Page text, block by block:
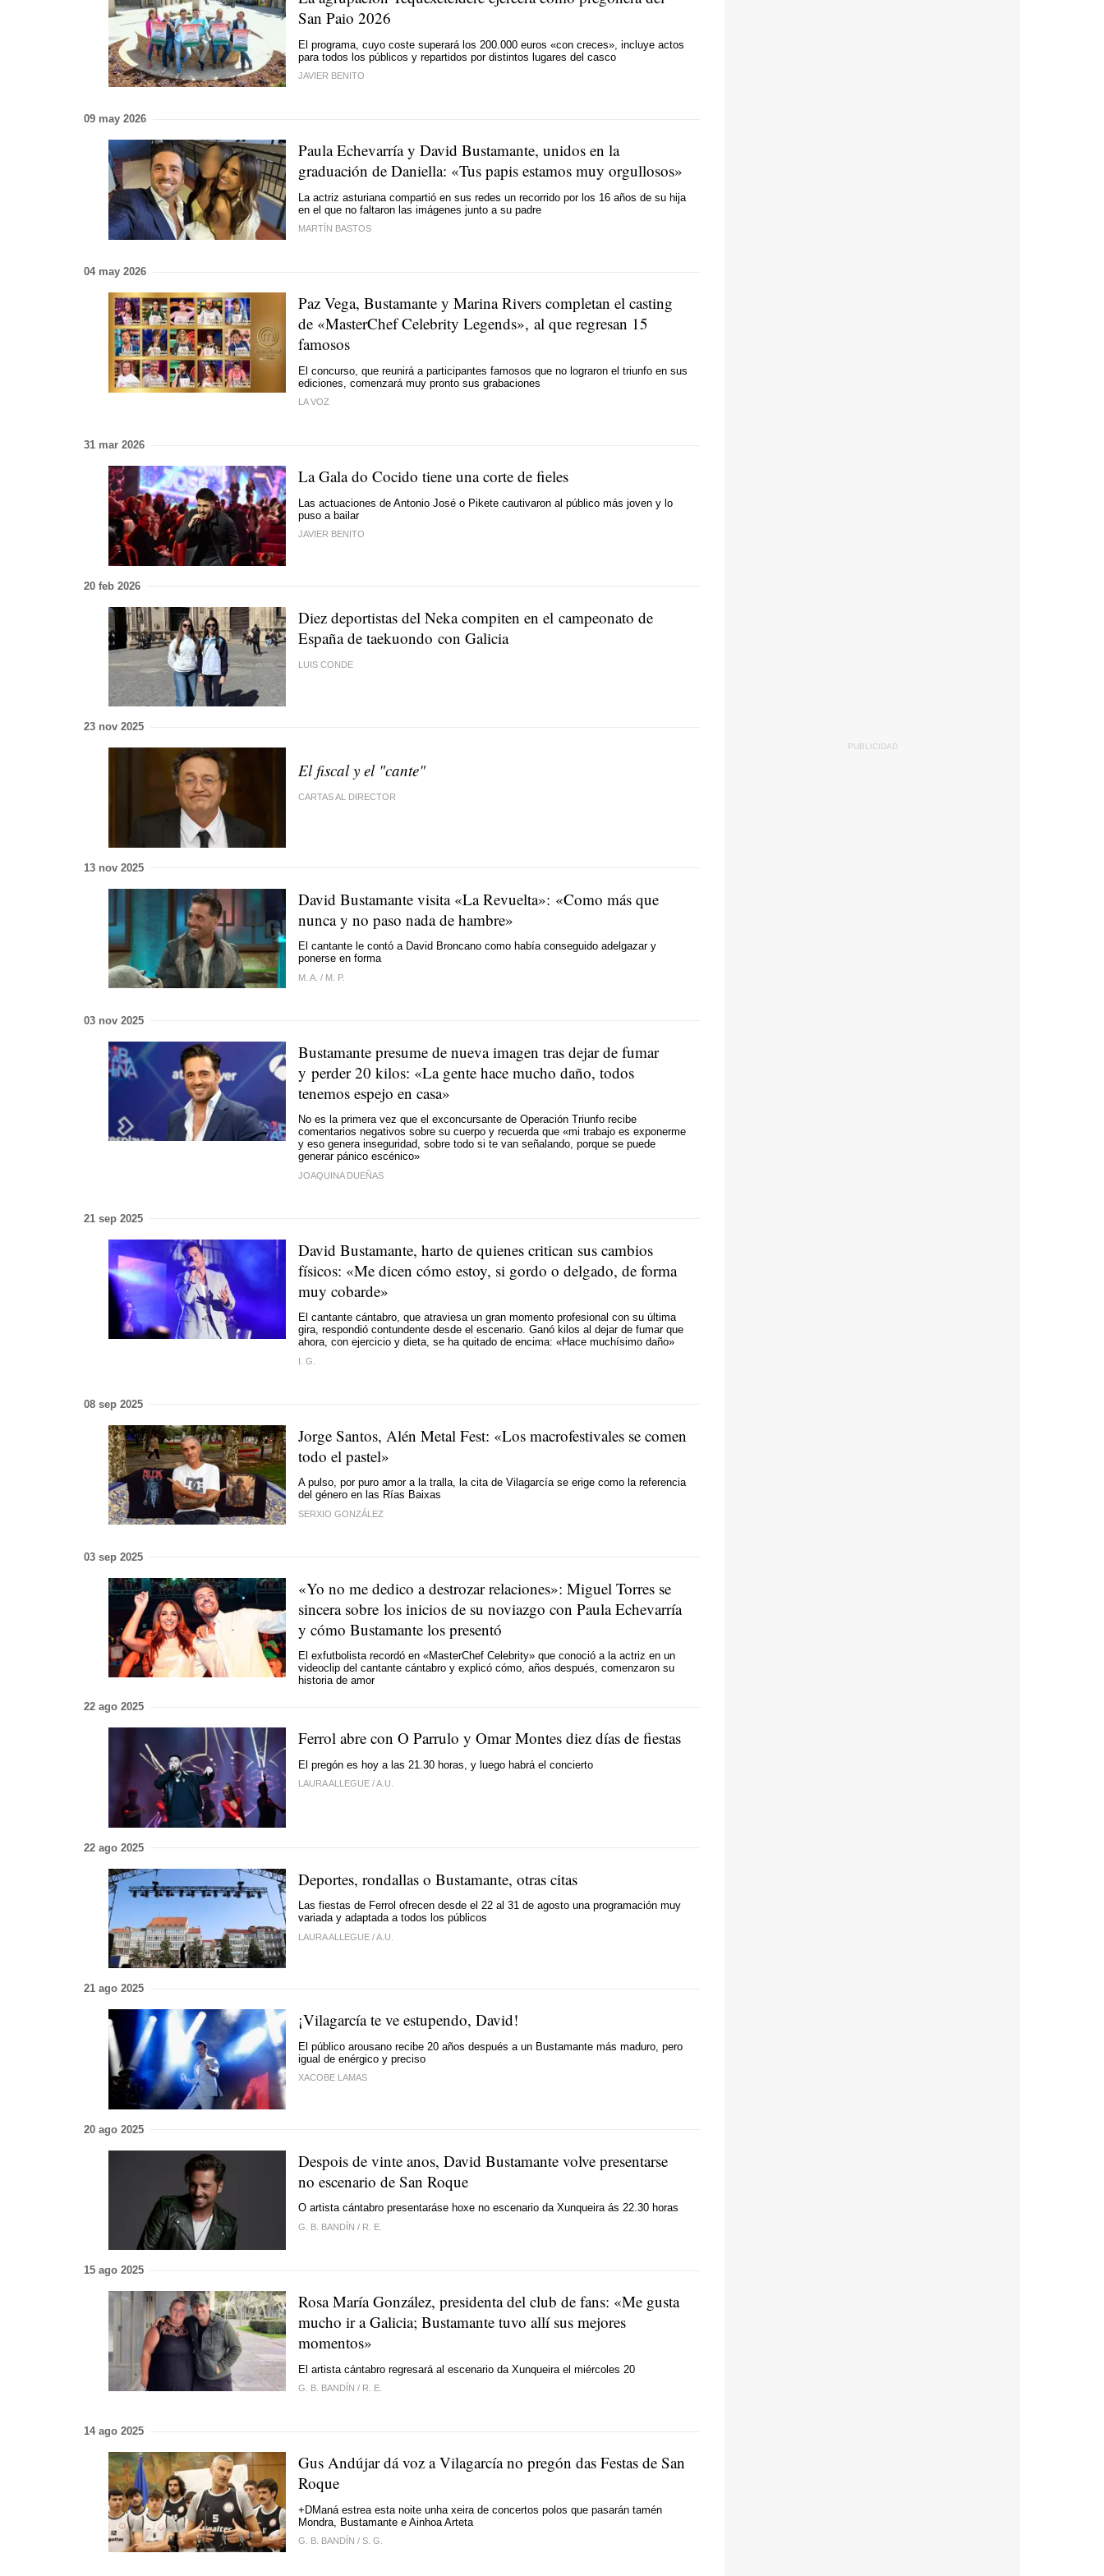
San Paio 2026
El programa, cuyo coste superará los 200.000 euros «con creces», incluye actos
para todos los públicos y repartidos por distintos lugares del casco
JAVIER BENITO
09 may 2026
Paula Echevarría y David Bustamante, unidos en la
graduación de Daniella: «Tus papis estamos muy orgullosos»
La actriz asturiana compartió en sus redes un recorrido por los 16 años de su hija
en el que no faltaron las imágenes junto a su padre
MARTÍN BASTOS
04 may 2026
Paz Vega, Bustamante y Marina Rivers completan el casting
de «MasterChef Celebrity Legends», al que regresan 15
famosos
El concurso, que reunirá a participantes famosos que no lograron el triunfo en sus
ediciones, comenzará muy pronto sus grabaciones
LA VOZ
31 mar 2026
La Gala do Cocido tiene una corte de fieles
Las actuaciones de Antonio José o Pikete cautivaron al público más joven y lo
puso a bailar
JAVIER BENITO
20 feb 2026
Diez deportistas del Neka compiten en el campeonato de
España de taekuondo con Galicia
LUIS CONDE
23 nov 2025
El fiscal y el "cante"
CARTAS AL DIRECTOR
13 nov 2025
David Bustamante visita «La Revuelta»: «Como más que
nunca y no paso nada de hambre»
El cantante le contó a David Broncano como había conseguido adelgazar y
ponerse en forma
M. A. / M. P.
03 nov 2025
Bustamante presume de nueva imagen tras dejar de fumar
y perder 20 kilos: «La gente hace mucho daño, todos
tenemos espejo en casa»
No es la primera vez que el exconcursante de Operación Triunfo recibe
comentarios negativos sobre su cuerpo y recuerda que «mi trabajo es exponerme
y eso genera inseguridad, sobre todo si te van señalando, porque se puede
generar pánico escénico»
JOAQUINA DUEÑAS
21 sep 2025
David Bustamante, harto de quienes critican sus cambios
físicos: «Me dicen cómo estoy, si gordo o delgado, de forma
muy cobarde»
El cantante cántabro, que atraviesa un gran momento profesional con su última
gira, respondió contundente desde el escenario. Ganó kilos al dejar de fumar que
ahora, con ejercicio y dieta, se ha quitado de encima: «Hace muchísimo daño»
I. G.
08 sep 2025
Jorge Santos, Alén Metal Fest: «Los macrofestivales se comen
todo el pastel»
A pulso, por puro amor a la tralla, la cita de Vilagarcía se erige como la referencia
del género en las Rías Baixas
SERXIO GONZÁLEZ
03 sep 2025
«Yo no me dedico a destrozar relaciones»: Miguel Torres se
sincera sobre los inicios de su noviazgo con Paula Echevarría
y cómo Bustamante los presentó
El exfutbolista recordó en «MasterChef Celebrity» que conoció a la actriz en un
videoclip del cantante cántabro y explicó cómo, años después, comenzaron su
historia de amor
22 ago 2025
Ferrol abre con O Parrulo y Omar Montes diez días de fiestas
El pregón es hoy a las 21.30 horas, y luego habrá el concierto
LAURA ALLEGUE /A.U.
22 ago 2025
Deportes, rondallas o Bustamante, otras citas
Las fiestas de Ferrol ofrecen desde el 22 al 31 de agosto una programación muy
variada y adaptada a todos los públicos
LAURA ALLEGUE /A.U.
21 ago 2025
¡Vilagarcía te ve estupendo, David!
El público arousano recibe 20 años después a un Bustamante más maduro, pero
igual de enérgico y preciso
XACOBE LAMAS
20 ago 2025
Despois de vinte anos, David Bustamante volve presentarse
no escenario de San Roque
O artista cántabro presentaráse hoxe no escenario da Xunqueira ás 22.30 horas
G. B. BANDÍN / R. E.
15 ago 2025
Rosa María González, presidenta del club de fans: «Me gusta
mucho ir a Galicia; Bustamante tuvo allí sus mejores
momentos»
El artista cántabro regresará al escenario da Xunqueira el miércoles 20
G. B. BANDÍN / R. E.
14 ago 2025
Gus Andújar dá voz a Vilagarcía no pregón das Festas de San
Roque
+DManá estrea esta noite unha xeira de concertos polos que pasarán tamén
Mondra, Bustamante e Ainhoa Arteta
G. B. BANDÍN / S. G.